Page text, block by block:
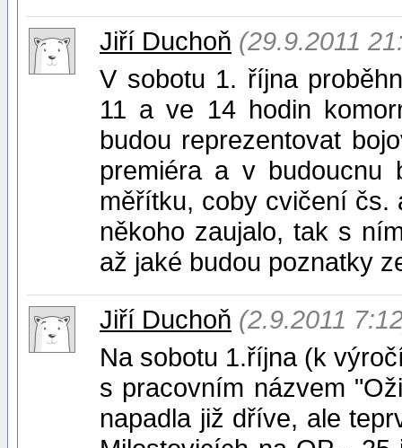
Jiří Duchoň (29.9.2011
V sobotu 1. října
11 a ve 14 hodin
budou reprezentovat
premiéra a v
měřítku, coby cvičení čs.
někoho zaujalo, tak s
až jaké budou poznatky
Jiří Duchoň (2.9.2011
Na sobotu 1.října (k
s pracovním názvem
napadla již dříve, ale